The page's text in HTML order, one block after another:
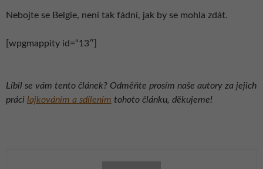
Nebojte se Belgie, není tak fádní, jak by se mohla zdát.
[wpgmappity id=“13″]
Líbil se vám tento článek? Odměňte prosím naše autory za jejich
práci lajkováním a sdílením tohoto článku, děkujeme!